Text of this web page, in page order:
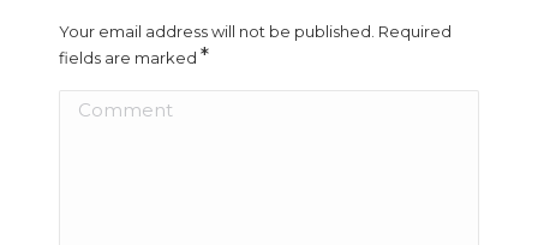
Your email address will not be published. Required
fields are marked*
Comment